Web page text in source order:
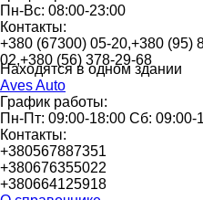
Пн-Вс: 08:00-23:00
Контакты:
+380 (67300) 05-20,+380 (95)
02,+380 (56) 378-29-68
Находятся в одном здании
Aves Auto
График работы:
Пн-Пт: 09:00-18:00 Сб:
Контакты:
+380567887351
+380676355022
+380664125918